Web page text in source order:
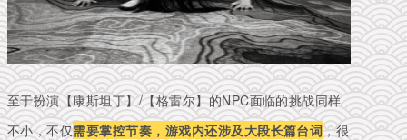
至于扮演【康斯坦丁】/【格雷尔】的NPC面临的挑战同样
不小，不仅需要掌控节奏，游戏内还涉及大段长篇台词，很